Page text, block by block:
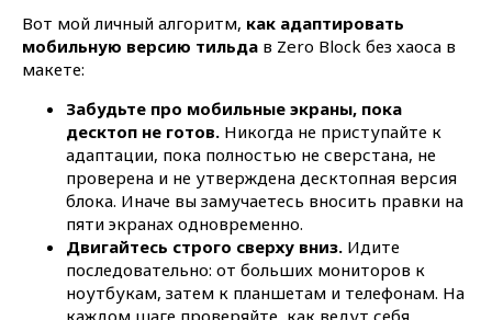
Вот мой личный алгоритм, как адаптировать
мобильную версию тильда в Zero Block без хаоса в
макете:
Забудьте про мобильные экраны, пока
десктоп не готов. Никогда не приступайте к
адаптации, пока полностью не сверстана, не
проверена и не утверждена десктопная версия
блока. Иначе вы замучаетесь вносить правки на
пяти экранах одновременно.
Двигайтесь строго сверху вниз. Идите
последовательно: от больших мониторов к
ноутбукам, затем к планшетам и телефонам. На
каждом шаге проверяйте, как ведут себя